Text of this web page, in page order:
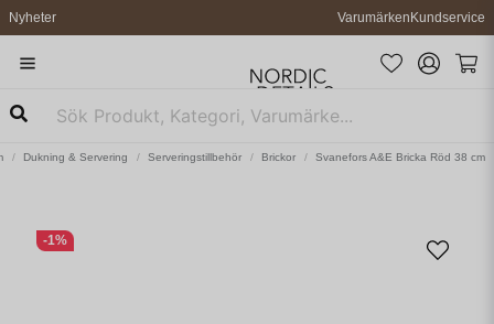
Nyheter VarumärkenKundservice
Dukning & Servering Serveringstillbehör Brickor Svanefors A&E Bricka Röd 38 cm
-1%